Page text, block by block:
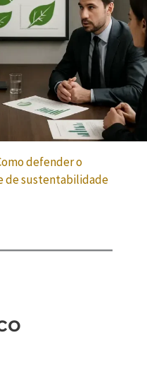
defender o
de sustentabilidade